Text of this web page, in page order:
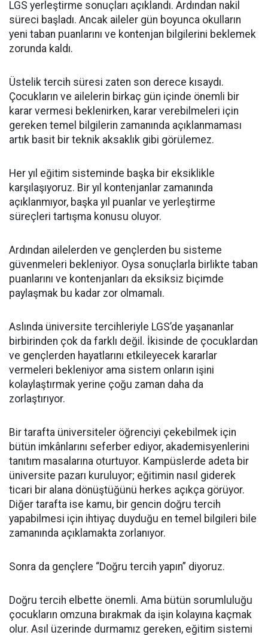
LGS yerleştirme sonuçları açıklandı. Ardından nakil
süreci başladı. Ancak aileler gün boyunca okulların
yeni taban puanlarını ve kontenjan bilgilerini beklemek
zorunda kaldı.
Üstelik tercih süresi zaten son derece kısaydı.
Çocukların ve ailelerin birkaç gün içinde önemli bir
karar vermesi beklenirken, karar verebilmeleri için
gereken temel bilgilerin zamanında açıklanmaması
artık basit bir teknik aksaklık gibi görülemez.
Her yıl eğitim sisteminde başka bir eksiklikle
karşılaşıyoruz. Bir yıl kontenjanlar zamanında
açıklanmıyor, başka yıl puanlar ve yerleştirme
süreçleri tartışma konusu oluyor.
Ardından ailelerden ve gençlerden bu sisteme
güvenmeleri bekleniyor. Oysa sonuçlarla birlikte taban
puanlarını ve kontenjanları da eksiksiz biçimde
paylaşmak bu kadar zor olmamalı.
Aslında üniversite tercihleriyle LGS’de yaşananlar
birbirinden çok da farklı değil. İkisinde de çocuklardan
ve gençlerden hayatlarını etkileyecek kararlar
vermeleri bekleniyor ama sistem onların işini
kolaylaştırmak yerine çoğu zaman daha da
zorlaştırıyor.
Bir tarafta üniversiteler öğrenciyi çekebilmek için
bütün imkânlarını seferber ediyor, akademisyenlerini
tanıtım masalarına oturtuyor. Kampüslerde adeta bir
üniversite pazarı kuruluyor; eğitimin nasıl giderek
ticari bir alana dönüştüğünü herkes açıkça görüyor.
Diğer tarafta ise kamu, bir gencin doğru tercih
yapabilmesi için ihtiyaç duyduğu en temel bilgileri bile
zamanında açıklamakta zorlanıyor.
Sonra da gençlere “Doğru tercih yapın” diyoruz.
Doğru tercih elbette önemli. Ama bütün sorumluluğu
çocukların omzuna bırakmak da işin kolayına kaçmak
olur. Asıl üzerinde durmamız gereken, eğitim sistemi